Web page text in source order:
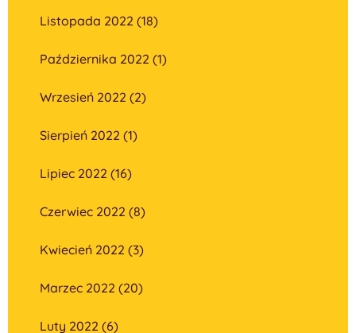
Listopada 2022 (18)
Października 2022 (1)
Wrzesień 2022 (2)
Sierpień 2022 (1)
Lipiec 2022 (16)
Czerwiec 2022 (8)
Kwiecień 2022 (3)
Marzec 2022 (20)
Luty 2022 (6)